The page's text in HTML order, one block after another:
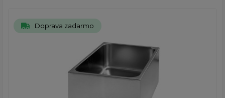
Doprava zadarmo